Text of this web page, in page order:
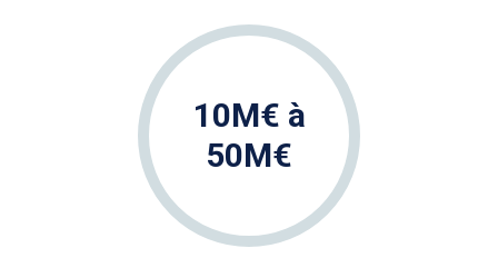
10M€ à
50M€